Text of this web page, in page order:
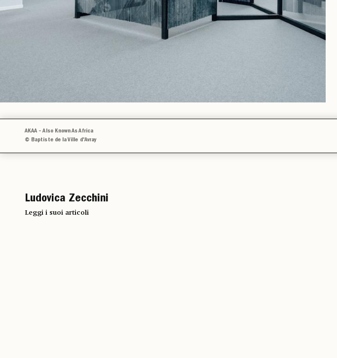
AKAA – Also Known As Africa
© Baptiste de la Ville d'Avray
Ludovica Zecchini
Leggi i suoi articoli